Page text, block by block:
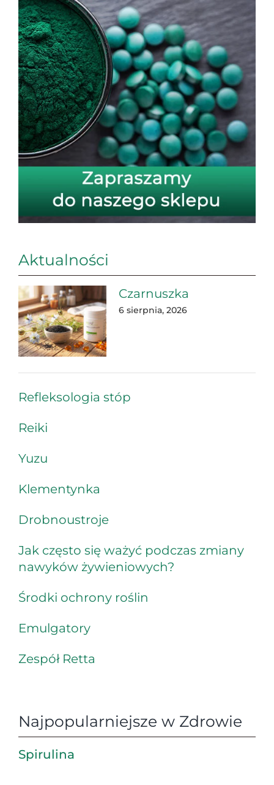
Aktualności
Czarnuszka
6 sierpnia, 2026
Refleksologia stóp
Reiki
Yuzu
Klementynka
Drobnoustroje
Jak często się ważyć podczas zmiany
nawyków żywieniowych?
Środki ochrony roślin
Emulgatory
Zespół Retta
Najpopularniejsze w Zdrowie
Spirulina